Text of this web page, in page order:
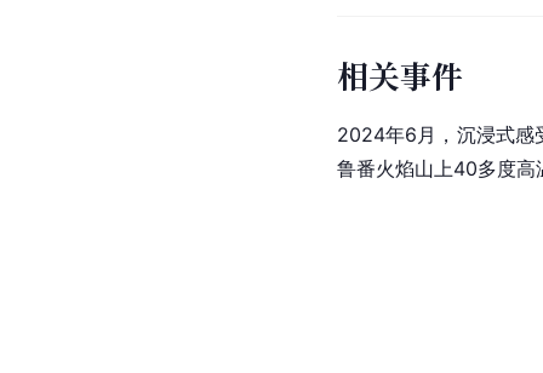
相关事件
2024年6月，沉浸式感
鲁番火焰山上40多度高